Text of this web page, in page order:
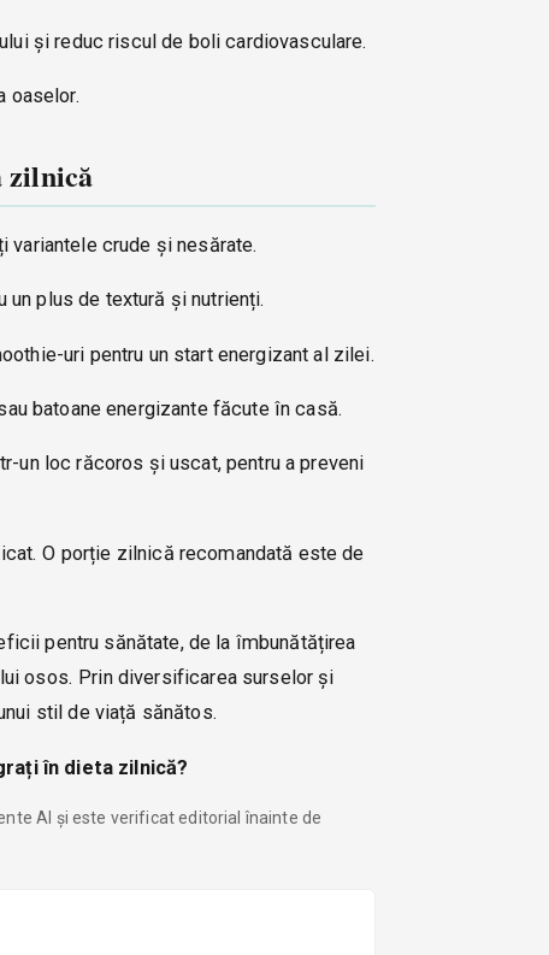
și reduc riscul de boli cardiovasculare.
oaselor.
zilnică
variantele crude și nesărate.
plus de textură și nutrienți.
uri pentru un start energizant al zilei.
batoane energizante făcute în casă.
un loc răcoros și uscat, pentru a preveni
O porție zilnică recomandată este de
pentru sănătate, de la îmbunătățirea
osos. Prin diversificarea surselor și
stil de viață sănătos.
în dieta zilnică?
AI și este verificat editorial înainte de